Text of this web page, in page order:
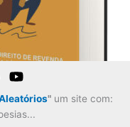
"um site com: